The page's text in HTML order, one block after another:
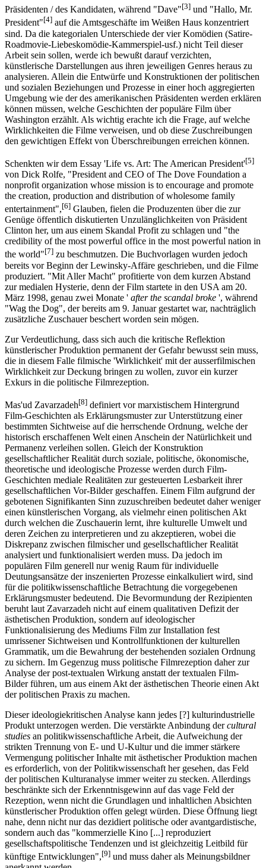
Präsidenten / des Kandidaten, während "Dave"[3] und "Hallo, Mr.
President"[4] auf die Amtsgeschäfte im Weißen Haus konzentriert
sind. Da die kategorialen Unterschiede der vier Komödien (Satire-
Roadmovie-Liebeskomödie-Kammerspiel-usf.) nicht Teil dieser
Arbeit sein sollen, werde ich bewußt darauf verzichten,
künstlerische Darstellungen aus ihren jeweiligen Genres heraus zu
analysieren. Allein die Entwürfe und Konstruktionen der politischen
und sozialen Beziehungen und Prozesse in einer hoch aggregierten
Umgebung wie der des amerikanischen Präsidenten werden erklären
können müssen, welche Geschichten der populäre Film über
Washington erzählt. Als wichtig erachte ich die Frage, auf welche
Wirklichkeiten die Filme verweisen, und ob diese Zuschreibungen
den gewichtigen Effekt von Überschreibungen erreichen können.
Schenkten wir dem Essay 'Life vs. Art: The American President'[5]
von Dick Rolfe, "President and CEO of The Dove Foundation a
nonprofit organization whose mission is to encourage and promote
the creation, production and distribution of wholesome family
entertainment",[6] Glauben, fielen die Produzenten über die zur
Genüge öffentlich diskutierten Unzulänglichkeiten von Präsident
Clinton her, um aus einem Skandal Profit zu schlagen und "the
credibility of the most powerful office in the most powerful nation in
the world"[7] zu beschmutzen. Die Buchvorlagen wurden jedoch
bereits vor Beginn der Lewinsky-Affäre geschrieben, und die Filme
produziert. "Mit Aller Macht" profitierte von dem kurzen Abstand
zur medialen Hysterie, denn der Film startete in den USA am 20.
März 1998, genau zwei Monate ' after the scandal broke ', während
"Wag the Dog", der bereits am 9. Januar gestartet war, nachträglich
zusätzliche Zuschauer beschert worden sein mögen.
Zur Verdeutlichung, dass sich auch die kritische Reflektion
künstlerischer Produktion permanent der Gefahr bewusst sein muss,
die in diesem Falle filmische 'Wirklichkeit' mit der ausserfilmischen
Wirklichkeit zur Deckung bringen zu wollen, zuvor ein kurzer
Exkurs in die politische Filmrezeption.
Mas'ud Zavarzadeh[8] definiert vor marxistischem Hintergrund
Film-Geschichten als Erklärungsmuster zur Unterstützung einer
bestimmten Sichtweise auf die herrschende Ordnung, welche der
historisch erschaffenen Welt einen Anschein der Natürlichkeit und
Permanenz verleihen sollen. Gleich der Konstruktion
gesellschaftlicher Realität durch soziale, politische, ökonomische,
theoretische und ideologische Prozesse werden durch Film-
Geschichten mediale Realitäten zur gesteuerten Lesbarkeit ihrer
gesellschaftlichen Vor-Bilder geschaffen. Einem Film aufgrund der
gebotenen Signifikanten Sinn zuzuschreiben bedeutet daher weniger
einen künstlerischen Vorgang, als vielmehr einen politischen Akt
durch welchen die Zuschauerin lernt, ihre kulturelle Umwelt und
deren Zeichen zu interpretieren und zu akzeptieren, wobei die
Diskrepanz zwischen filmischer und gesellschaftlicher Realität
analysiert und funktionalisiert werden muss. Da jedoch im
populären Film generell nur wenig Raum für individuelle
Deutungsansätze der inszenierten Prozesse einkalkuliert wird, sind
für die politikwissenschaftliche Betrachtung die vorgegebenen
Erklärungsmuster bedeutend. Die Bevormundung der Rezipienten
beruht laut Zavarzadeh nicht auf einem qualitativen Defizit der
ästhetischen Produktion, sondern auf ideologischer
Funktionalisierung des Mediums Film zur Installation fest
umrissener Sichtweisen und Kontrollfunktionen der kulturellen
Grammatik, um die Bewahrung der bestehenden sozialen Ordnung
zu sichern. Im Gegenzug muss politische Filmrezeption daher zur
Analyse der post-textualen Wirkung anstatt der textualen Film-
Bilder führen, um aus einem Akt der ästhetischen Theorie einen Akt
der politischen Praxis zu machen.
Dieser ideologiekritischen Analyse kann jedes [?] kulturindustrielle
Produkt unterzogen werden. Die verstärkte Anbindung dercultural
studies an politikwissenschaftliche Arbeit, die Aufweichung der
strikten Trennung von E- und U-Kultur und die immer stärkere
Vermengung politischer Inhalte mit ästhetischer Produktion machen
es erforderlich, von der Politikwissenschaft her gesehen, das Feld
der politischen Kulturanalyse immer weiter zu stecken. Allerdings
beschränkte sich der Erkenntnisgewinn auf das vage Feld der
Rezeption, wenn nicht die Grundlagen und inhaltlichen Absichten
künstlerischer Produktion offen gelegt würden. Diese Öffnung liegt
nahe, denn nicht nur das dezidiert politische oder avantgardistische,
sondern auch das "kommerzielle Kino [...] reproduziert
gesellschaftspolitische Tendenzen und ist gleichzeitig Leitbild für
künftige Entwicklungen",[9] und muss daher als Meinungsbildner